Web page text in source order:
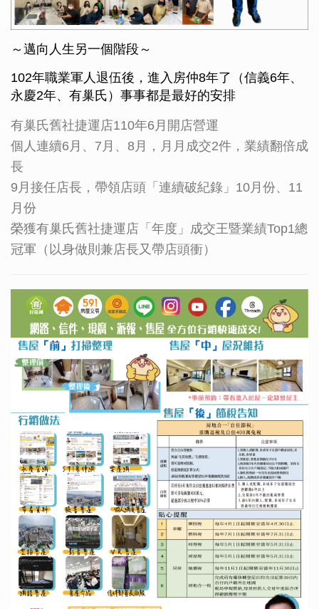
～邁向人生另一個階段～
102年職業軍人退伍後，進入房仲8年了（信義6年、
永慶2年、有巢氏）事事都是最好的安排
有巢氏舊社捷運店110年6月開店營運
個人連續6月、7月、8月，月月成交2件，業績翻倍成
長
9月接任店長，帶領店頭「連續破紀錄」10月份、11
月份
榮獲有巢氏舊社捷運店「年度」成交王暨業績Top1總
冠軍（以身做則兼店長又帶店頭衝）